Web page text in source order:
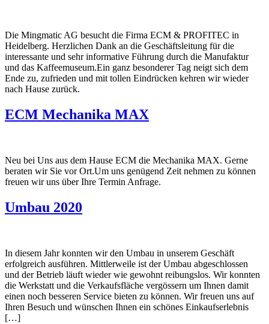
Die Mingmatic AG besucht die Firma ECM & PROFITEC in
Heidelberg. Herzlichen Dank an die Geschäftsleitung für die
interessante und sehr informative Führung durch die Manufaktur
und das Kaffeemuseum.Ein ganz besonderer Tag neigt sich dem
Ende zu, zufrieden und mit tollen Eindrücken kehren wir wieder
nach Hause zurück.
ECM Mechanika MAX
Neu bei Uns aus dem Hause ECM die Mechanika MAX. Gerne
beraten wir Sie vor Ort.Um uns genügend Zeit nehmen zu können
freuen wir uns über Ihre Termin Anfrage.
Umbau 2020
In diesem Jahr konnten wir den Umbau in unserem Geschäft
erfolgreich ausführen. Mittlerweile ist der Umbau abgeschlossen
und der Betrieb läuft wieder wie gewohnt reibungslos. Wir konnten
die Werkstatt und die Verkaufsfläche vergössern um Ihnen damit
einen noch besseren Service bieten zu können. Wir freuen uns auf
Ihren Besuch und wünschen Ihnen ein schönes Einkaufserlebnis
[…]